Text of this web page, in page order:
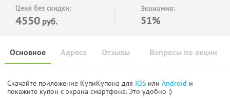
Цена без скидки:
4550 руб.
Экономия:
51%
Основное Отзывы Вопросы по акции
Адреса
Скачайте приложение КупиКупона для IOS или Android и
покажите купон с экрана смартфона. Это удобно :)